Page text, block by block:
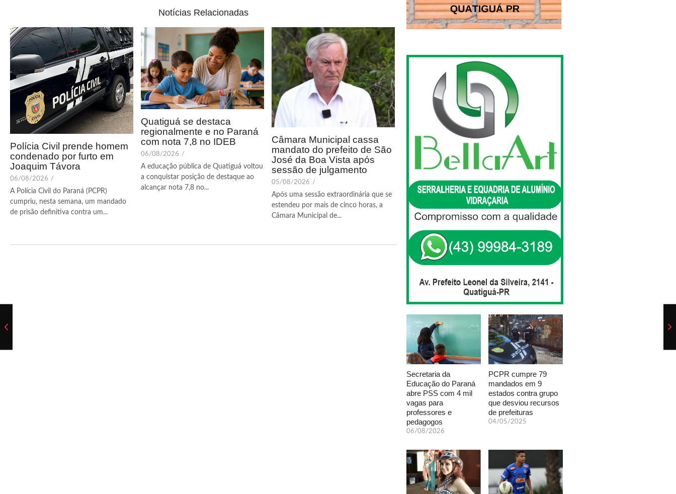
Notícias Relacionadas
Polícia Civil prende homem
condenado por furto em
Joaquim Távora
06/08/2026 /
A Polícia Civil do Paraná (PCPR)
cumpriu, nesta semana, um mandado
de prisão definitiva contra um...
Quatiguá se destaca
regionalmente e no Paraná
com nota 7,8 no IDEB
06/08/2026 /
A educação pública de Quatiguá voltou
a conquistar posição de destaque ao
alcançar nota 7,8 no...
Câmara Municipal cassa
mandato do prefeito de São
José da Boa Vista após
sessão de julgamento
05/08/2026 /
Após uma sessão extraordinária que se
estendeu por mais de cinco horas, a
Câmara Municipal de...
Secretaria da
Educação do Paraná
abre PSS com 4 mil
vagas para
professores e
pedagogos
06/08/2026
PCPR cumpre 79
mandados em 9
estados contra grupo
que desviou recursos
de prefeituras
04/05/2025